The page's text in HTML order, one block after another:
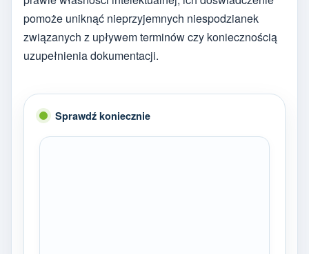
pomoże uniknąć nieprzyjemnych niespodzianek
związanych z upływem terminów czy koniecznością
uzupełnienia dokumentacji.
Sprawdź koniecznie